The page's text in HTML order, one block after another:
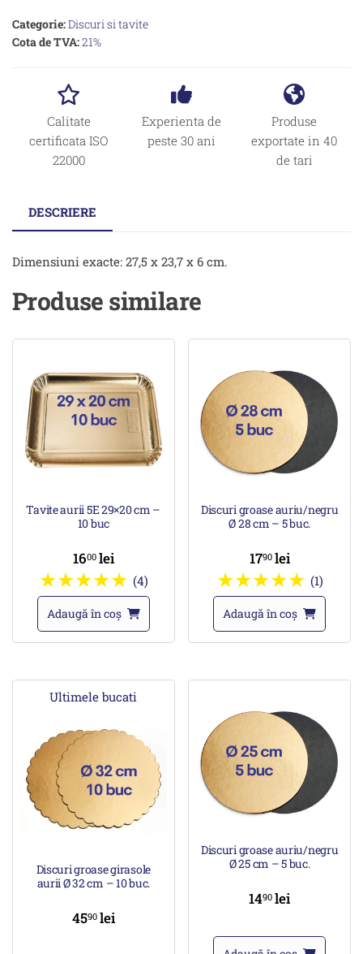
Categorie:Discuri si tavite
Cota de TVA:21%
Calitate
certificata ISO
22000
Experienta de
peste 30 ani
Produse
exportate in 40
de tari
DESCRIERE
Dimensiuni exacte: 27,5 x 23,7 x 6 cm.
Produse similare
Tavite aurii 5E 29×20 cm –
10 buc
1600 lei
(4)
Adaugă în coș
Discuri groase auriu/negru
Ø 28 cm – 5 buc.
1790 lei
(1)
Adaugă în coș
Ultimele bucati
Discuri groase girasole
aurii Ø 32 cm – 10 buc.
4590 lei
Discuri groase auriu/negru
Ø 25 cm – 5 buc.
1490lei